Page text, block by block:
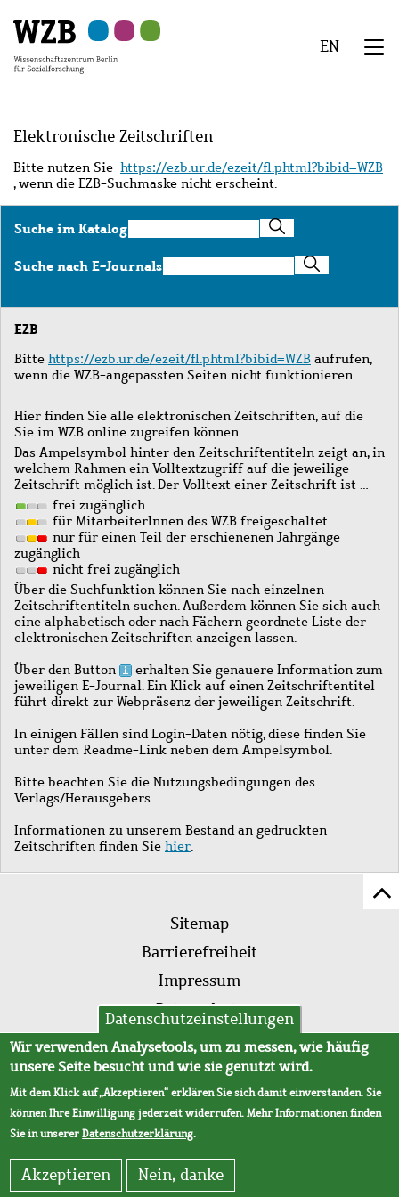
Hauptinhalt
springen
Navigation
springen
Suche
springen
Sekundärnavigation
springen
Fußzeile
springen
EN
Elektronische Zeitschriften
Bitte nutzen Sie https://ezb.ur.de/ezeit/fl.phtml?bibid=WZB
, wenn die EZB-Suchmaske nicht erscheint.
Suche im KatalogSuche
im
Katalog
Suche nach E-JournalsSuche
nach
Journals
EZB
Bitte https://ezb.ur.de/ezeit/fl.phtml?bibid=WZB aufrufen,
wenn die WZB-angepassten Seiten nicht funktionieren.
Hier finden Sie alle elektronischen Zeitschriften, auf die
Sie im WZB online zugreifen können.
Das Ampelsymbol hinter den Zeitschriftentiteln zeigt an, in
welchem Rahmen ein Volltextzugriff auf die jeweilige
Zeitschrift möglich ist. Der Volltext einer Zeitschrift ist …
frei zugänglich
für MitarbeiterInnen des WZB freigeschaltet
nur für einen Teil der erschienenen Jahrgänge
zugänglich
nicht frei zugänglich
Über die Suchfunktion können Sie nach einzelnen
Zeitschriftentiteln suchen. Außerdem können Sie sich auch
eine alphabetisch oder nach Fächern geordnete Liste der
elektronischen Zeitschriften anzeigen lassen.
Über den Button
erhalten Sie genauere Information zum
jeweiligen E-Journal. Ein Klick auf einen Zeitschriftentitel
führt direkt zur Webpräsenz der jeweiligen Zeitschrift.
In einigen Fällen sind Login-Daten nötig, diese finden Sie
unter dem Readme-Link neben dem Ampelsymbol.
Bitte beachten Sie die Nutzungsbedingungen des
Verlags/Herausgebers.
Informationen zu unserem Bestand an gedruckten
Zeitschriften finden Sie hier.
Fußleistenmenü
Sitemap
Barrierefreiheit
Impressum
Datenschutz
AVB
Datenschutzeinstellungen
Wir verwenden Analysetools, um zu messen, wie häufig
unsere Seite besucht und wie sie genutzt wird.
Mit dem Klick auf „Akzeptieren“ erklären Sie sich damit einverstanden. Sie
können Ihre Einwilligung jederzeit widerrufen. Mehr Informationen finden
Sie in unsererDatenschutzerklärung.
Akzeptieren Nein, danke